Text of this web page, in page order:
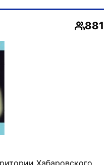
881
Хабаровского